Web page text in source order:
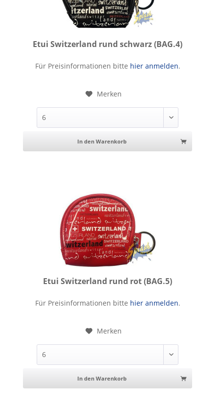
Etui Switzerland rund schwarz (BAG.4)
Etui Switzerland rund schwarz
Für Preisinformationen bitte hier anmelden.
Merken
In den Warenkorb
Etui Switzerland rund rot (BAG.5)
Etui Switzerland rund rot
Für Preisinformationen bitte hier anmelden.
Merken
In den Warenkorb